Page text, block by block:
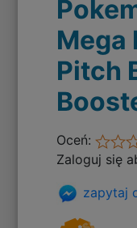
Mega
Pitch
Oceń:
Zaloguj się
zapytaj